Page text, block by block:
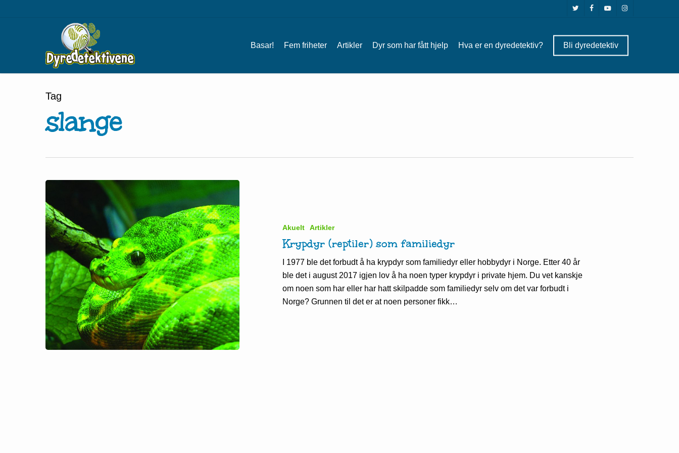
twitter facebookyoutubeinstagram
Basar! Fem friheter Artikler Dyr som har fått hjelp Hva er en dyredetektiv? Bli dyredetektiv
Tag
slange
Akuelt Artikler
Krypdyr (reptiler) som familiedyr
I 1977 ble det forbudt å ha krypdyr som familiedyr eller hobbydyr i Norge. Etter 40 år
ble det i august 2017 igjen lov å ha noen typer krypdyr i private hjem. Du vet kanskje
om noen som har eller har hatt skilpadde som familiedyr selv om det var forbudt i
Norge? Grunnen til det er at noen personer fikk…